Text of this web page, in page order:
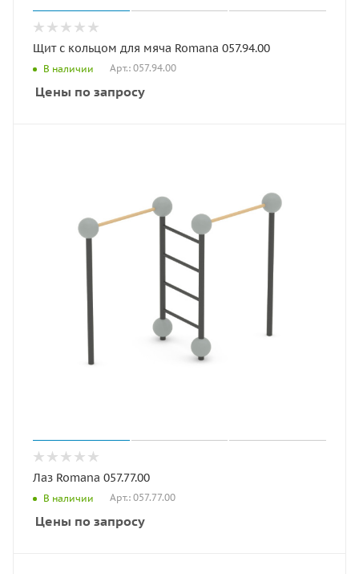
Щит с кольцом для мяча Romana 057.94.00
В наличии Арт.: 057.94.00
Цены по запросу
Лаз Romana 057.77.00
В наличии Арт.: 057.77.00
Цены по запросу